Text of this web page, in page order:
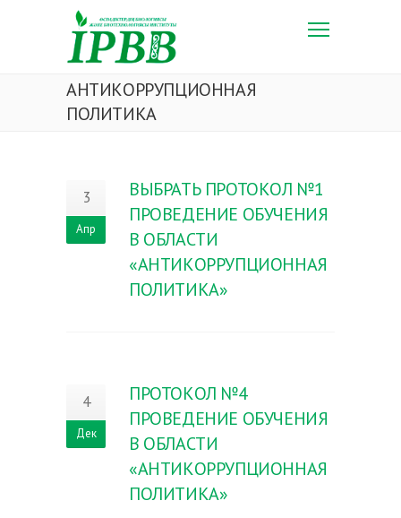
АНТИКОРРУПЦИОННАЯ
ПОЛИТИКА
3
Апр
ВЫБРАТЬ ПРОТОКОЛ №1
ПРОВЕДЕНИЕ ОБУЧЕНИЯ
В ОБЛАСТИ
«АНТИКОРРУПЦИОННАЯ
ПОЛИТИКА»
4
Дек
ПРОТОКОЛ №4
ПРОВЕДЕНИЕ ОБУЧЕНИЯ
В ОБЛАСТИ
«АНТИКОРРУПЦИОННАЯ
ПОЛИТИКА»